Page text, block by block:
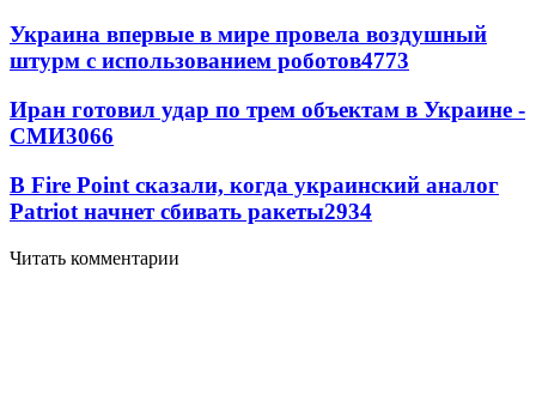
Украина впервые в мире провела воздушный
штурм с использованием роботов4773
Иран готовил удар по трем объектам в Украине -
СМИ3066
В Fire Point сказали, когда украинский аналог
Patriot начнет сбивать ракеты2934
Читать комментарии